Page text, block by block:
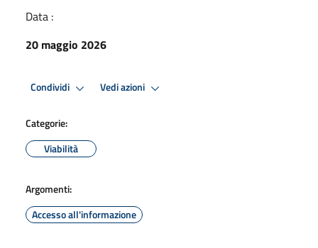
Data :
20 maggio 2026
Condividi Vedi azioni
Categorie:
Viabilità
Argomenti:
Accesso all'informazione